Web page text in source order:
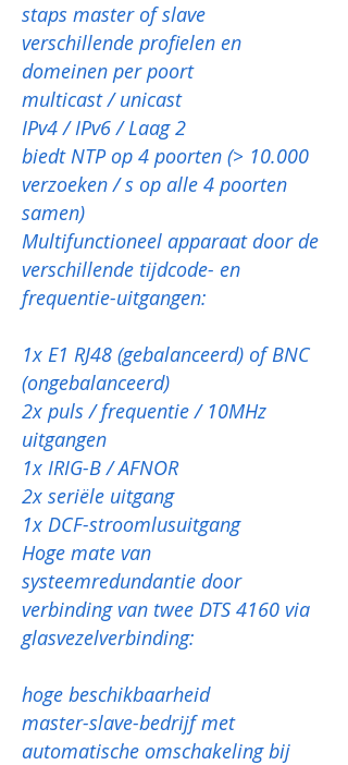
staps master of slave
verschillende profielen en
domeinen per poort
multicast / unicast
IPv4 / IPv6 / Laag 2
biedt NTP op 4 poorten (> 10.000
verzoeken / s op alle 4 poorten
samen)
Multifunctioneel apparaat door de
verschillende tijdcode- en
frequentie-uitgangen:
1x E1 RJ48 (gebalanceerd) of BNC
(ongebalanceerd)
2x puls / frequentie / 10MHz
uitgangen
1x IRIG-B / AFNOR
2x seriële uitgang
1x DCF-stroomlusuitgang
Hoge mate van
systeemredundantie door
verbinding van twee DTS 4160 via
glasvezelverbinding:
hoge beschikbaarheid
master-slave-bedrijf met
automatische omschakeling bij